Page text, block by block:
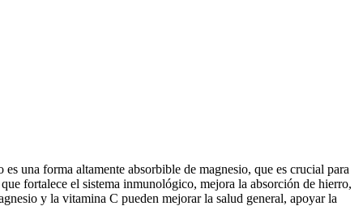
una forma altamente absorbible de magnesio, que es crucial para
fortalece el sistema inmunológico, mejora la absorción de hierro,
y la vitamina C pueden mejorar la salud general, apoyar la